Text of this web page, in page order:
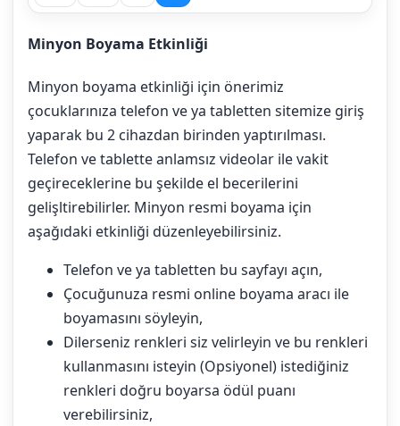
Minyon Boyama Etkinliği
Minyon boyama etkinliği için önerimiz
çocuklarınıza telefon ve ya tabletten sitemize giriş
yaparak bu 2 cihazdan birinden yaptırılması.
Telefon ve tablette anlamsız videolar ile vakit
geçireceklerine bu şekilde el becerilerini
gelişltirebilirler. Minyon resmi boyama için
aşağıdaki etkinliği düzenleyebilirsiniz.
Telefon ve ya tabletten bu sayfayı açın,
Çocuğunuza resmi online boyama aracı ile
boyamasını söyleyin,
Dilerseniz renkleri siz velirleyin ve bu renkleri
kullanmasını isteyin (Opsiyonel) istediğiniz
renkleri doğru boyarsa ödül puanı
verebilirsiniz,